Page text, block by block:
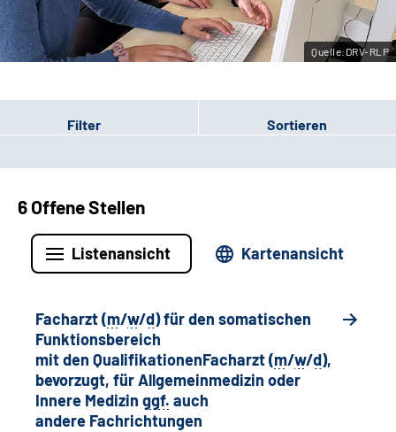
Leichte Sprache
Gebärdensprache
Quelle:DRV-RLP
Filter Sortieren
6 Offene Stellen
Listenansicht Kartenansicht
Facharzt (m/w/d) für den somatischen
Funktionsbereich
mit den QualifikationenFacharzt (m/w/d),
bevorzugt, für Allgemeinmedizin oder
Innere Medizin ggf. auch
andere Fachrichtungen